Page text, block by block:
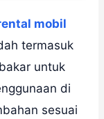
mobil
termasuk
untuk
di
sesuai